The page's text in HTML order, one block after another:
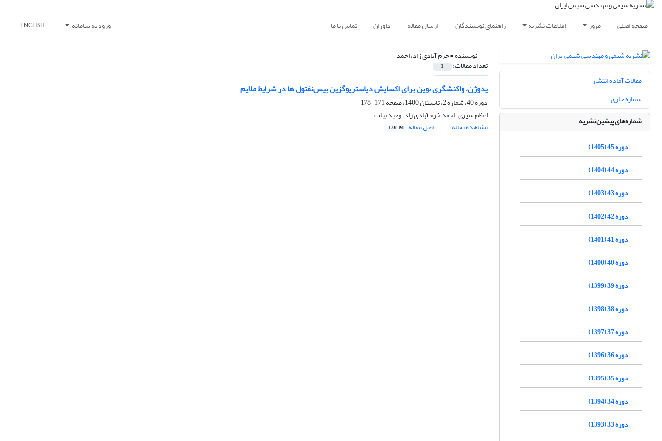
صفحه اصلی مرور اطلاعات نشریه راهنمای نویسندگان ارسال مقاله داوران تماس با ما ورود به سامانه ENGLISH
نویسنده =خرم آبادی زاد، احمد
تعداد مقالات: 1
یدوژن، واکنشگری نوین برای اکسایش دیاستریوگزین بیس‌نفتول ها در شرایط ملایم
دوره 40، شماره 2، تابستان 1400، صفحه
171-178
اعظم شیری، احمد خرم آبادی زاد، وحید بیات
مشاهده مقاله
اصل مقاله 1.08 M
مقالات آماده انتشار
شماره جاری
شماره‌های پیشین نشریه
دوره 45 (1405)
دوره 44 (1404)
دوره 43 (1403)
دوره 42 (1402)
دوره 41 (1401)
دوره 40 (1400)
دوره 39 (1399)
دوره 38 (1398)
دوره 37 (1397)
دوره 36 (1396)
دوره 35 (1395)
دوره 34 (1394)
دوره 33 (1393)